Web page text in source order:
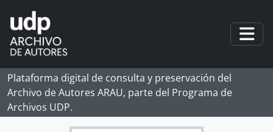
Skip to main content
Plataforma digital de consulta y preservación del
Archivo de Autores ARAU, parte del Programa de
Archivos UDP.